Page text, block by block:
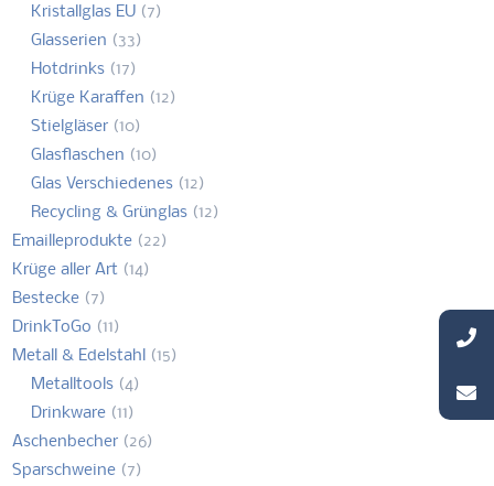
Kristallglas EU (7)
Glasserien (33)
Hotdrinks (17)
Krüge Karaffen (12)
Stielgläser (10)
Glasflaschen (10)
Glas Verschiedenes (12)
Recycling & Grünglas (12)
Emailleprodukte (22)
Krüge aller Art (14)
Bestecke (7)
DrinkToGo (11)
Metall & Edelstahl
(15)
Metalltools (4)
Drinkware (11)
Aschenbecher (26)
Sparschweine (7)